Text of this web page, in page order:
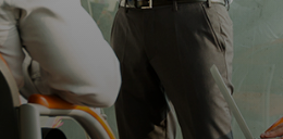
Online Katalog
Foto Galeri
Video Galeri